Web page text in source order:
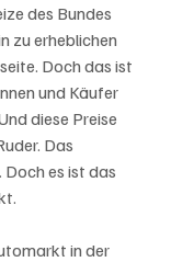
des Bundes
zu erheblichen
Doch das ist
und Käufer
diese Preise
Das
es ist das
in der